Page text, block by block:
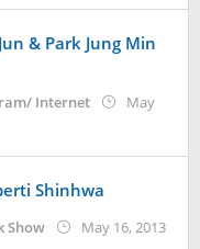
& Park Jung Min
Internet
May
Shinhwa
Show May 16, 2013by